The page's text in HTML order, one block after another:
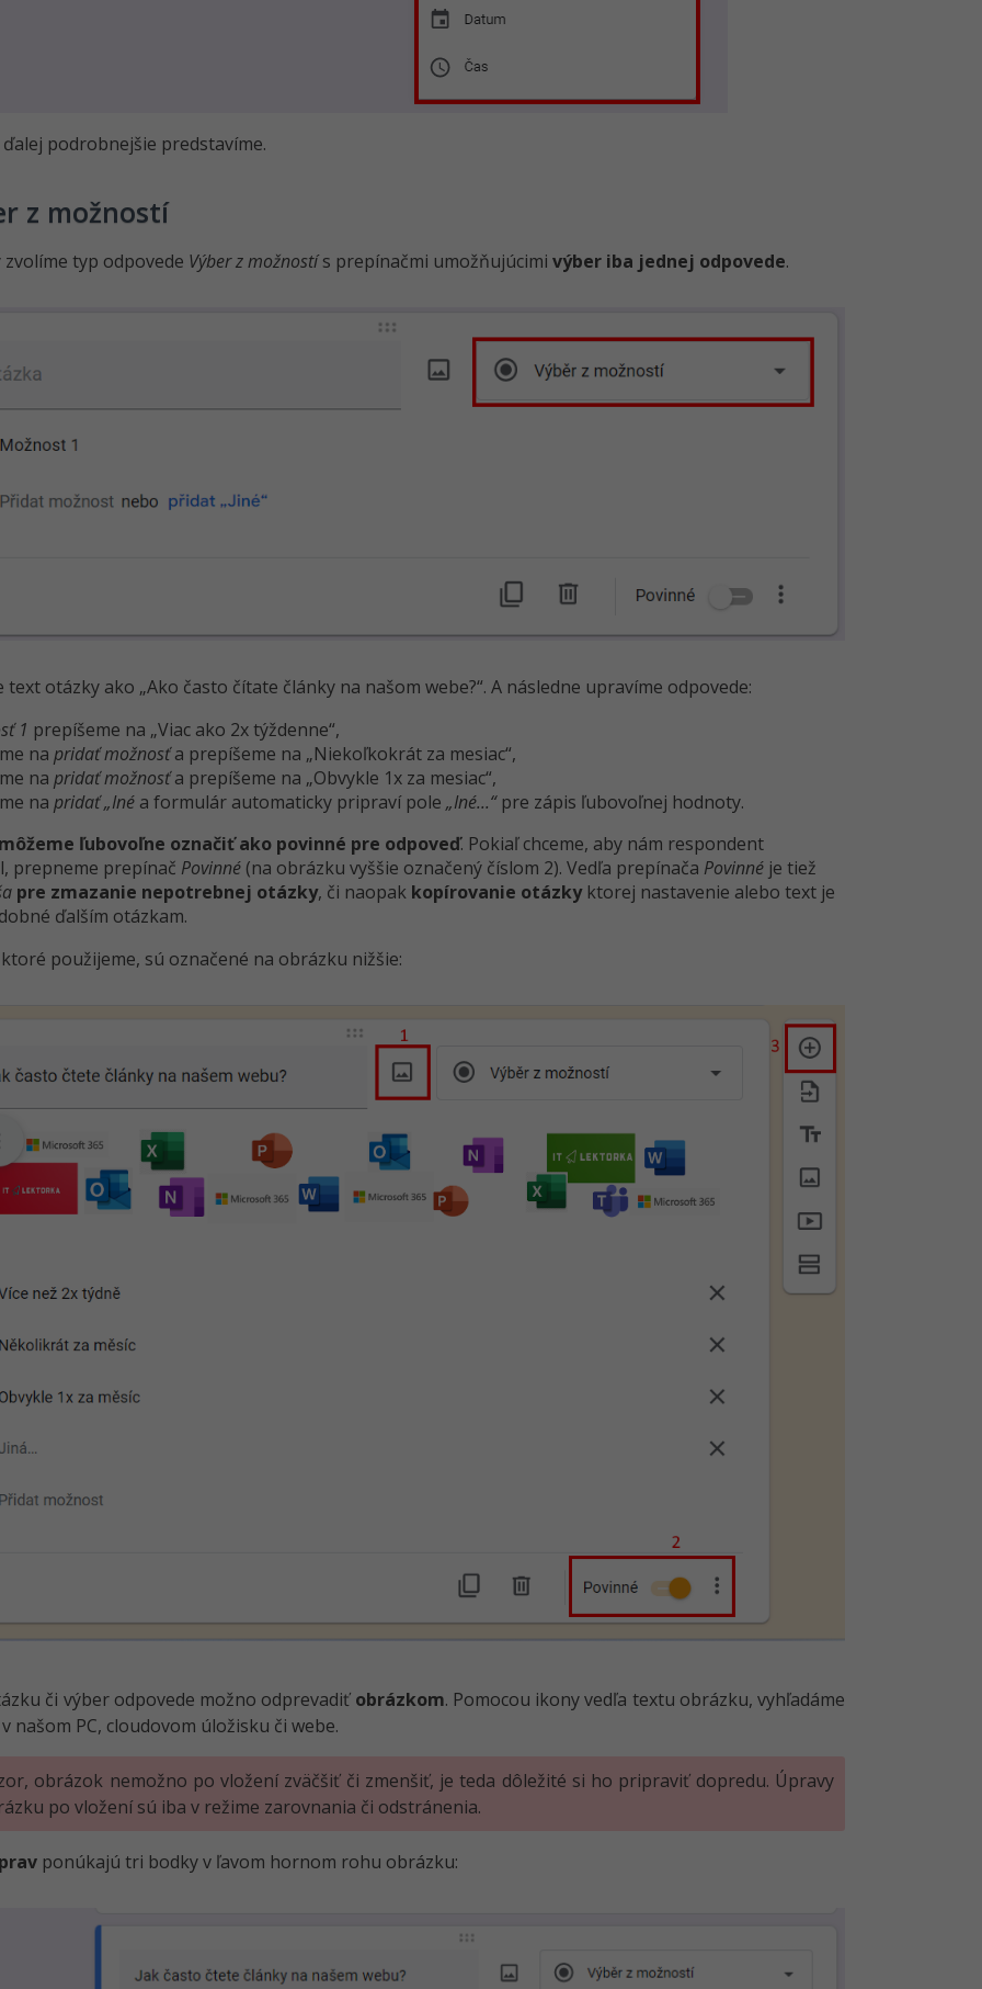
podrobnejšie predstavíme.
z možností
typ odpovede Výber z možnostís prepínačmi umožňujúcimi výber iba jednej odpovede.
text otázky ako „Ako často čítate články na našom webe?“. A následne upravíme odpovede:
1 prepíšeme na „Viac ako 2x týždenne“,
napridať možnosťa prepíšeme na „Niekoľkokrát za mesiac“,
napridať možnosťa prepíšeme na „Obvykle 1x za mesiac“,
napridať „Iné a formulár automaticky pripraví pole„Iné...“pre zápis ľubovoľnej hodnoty.
ľubovoľne označiť ako povinné pre odpoveď. Pokiaľ chceme, aby nám respondent
prepneme prepínač Povinné (na obrázku vyššie označený číslom 2). Vedľa prepínača Povinné je tiež
pre zmazanie nepotrebnej otázky, či naopak kopírovanie otázkyktorej nastavenie alebo text je
ďalším otázkam.
použijeme, sú označené na obrázku nižšie:
či výber odpovede možno odprevadiť obrázkom. Pomocou ikony vedľa textu obrázku, vyhľadáme
našom PC, cloudovom úložisku či webe.
obrázok nemožno po vložení zväčšiť či zmenšiť, je teda dôležité si ho pripraviť dopredu. Úpravy
po vložení sú iba v režime zarovnania či odstránenia.
ponúkajú tri bodky v ľavom hornom rohu obrázku: